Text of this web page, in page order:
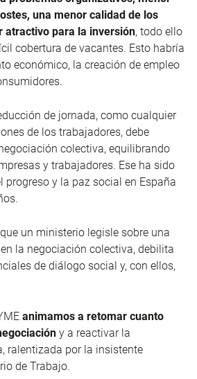
una menor calidad de los
atractivo para la inversión, todo ello
cobertura de vacantes. Esto habría
económico, la creación de empleo
de jornada, como cualquier
de los trabajadores, debe
colectiva, equilibrando
y trabajadores. Ese ha sido
progreso y la paz social en España
un ministerio legisle sobre una
la negociación colectiva, debilita
de diálogo social y, con ellos,
animamos a retomar cuanto
y a reactivar la
ralentizada por la insistente
de Trabajo.